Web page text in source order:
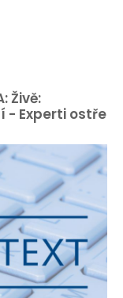
Živě:
- Experti ostře